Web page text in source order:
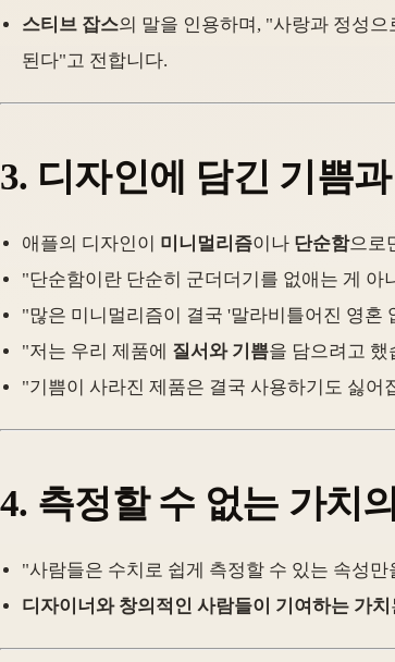
스티브 잡스의 말을 인용하며, "사랑과 정성
된다"고 전합니다.
3. 디자인에 담긴 기쁨과
애플의 디자인이 미니멀리즘이나 단순함으로
"단순함이란 단순히 군더더기를 없애는 게
"많은 미니멀리즘이 결국 '말라비틀어진 영혼
"저는 우리 제품에 질서와 기쁨을 담으려고
"기쁨이 사라진 제품은 결국 사용하기도 싫어
4. 측정할 수 없는 가치
"사람들은 수치로 쉽게 측정할 수 있는 속성
디자이너와 창의적인 사람들이 기여하는 가치